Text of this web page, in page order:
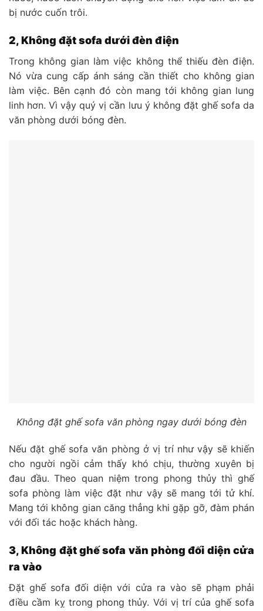
bị nước cuốn trôi.
2, Không đặt sofa dưới đèn điện
Trong không gian làm việc không thể thiếu đèn điện.
Nó vừa cung cấp ánh sáng cần thiết cho không gian
làm việc. Bên cạnh đó còn mang tới không gian lung
linh hơn. Vì vậy quý vị cần lưu ý không đặt ghế sofa da
văn phòng dưới bóng đèn.
Không đặt ghế sofa văn phòng ngay dưới bóng đèn
Nếu đặt ghế sofa văn phòng ở vị trí như vậy sẽ khiến
cho người ngồi cảm thấy khó chịu, thường xuyên bị
đau đầu. Theo quan niệm trong phong thủy thì ghế
sofa phòng làm việc đặt như vậy sẽ mang tới tử khí.
Mang tới không gian căng thẳng khi gặp gỡ, đàm phán
với đối tác hoặc khách hàng.
3, Không đặt ghế sofa văn phòng đối diện cửa
ra vào
Đặt ghế sofa đối diện với cửa ra vào sẽ phạm phải
điều cầm kỵ trong phong thủy. Với vị trí của ghế sofa